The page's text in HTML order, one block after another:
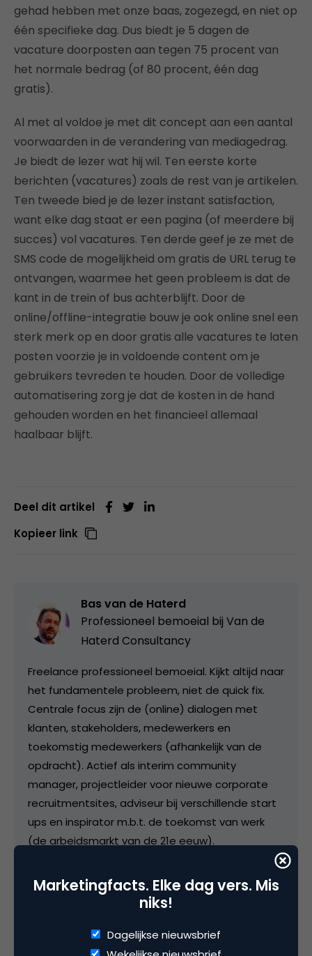
gehad hebben met onze baas, zogezegd, en niet op
één specifieke dag. Dus biedt je 5 dagen de
vacature doorposten aan tegen 75 procent van
het normale bedrag (of 80 procent, één dag
gratis).
Al met al voldoe je met dit concept aan een aantal
voorwaarden in de verandering van mediagedrag.
Je biedt de lezer wat hij wil. Ten eerste korte
berichten (vacatures) zoals de rest van je artikelen.
Ten tweede bied je de lezer instant satisfaction,
want elke dag staat er een pagina (of meerdere bij
succes) vol vacatures. Ten derde geef je ze met de
SMS code de mogelijkheid om gratis de URL terug te
ontvangen, waarmee het geen probleem is dat de
kant in de trein of bus achterblijft. Door de
online/offline-integratie bouw je ook online snel een
sterk merk op en door gratis alle vacatures te laten
posten voorzie je in voldoende content om je
gebruikers tevreden te houden. Door de volledige
automatisering zorg je dat de kosten in de hand
gehouden worden en het financieel allemaal
haalbaar blijft.
Deel dit artikel
Kopieer link
Bas van de Haterd
Professioneel bemoeial bij Van de
Haterd Consultancy
Freelance professioneel bemoeial. Kijkt altijd naar
het fundamentele probleem, niet de quick fix.
Centrale focus zijn de (online) dialogen met
klanten, stakeholders, medewerkers en
toekomstig medewerkers (afhankelijk van de
opdracht). Actief als interim community
manager, projectleider voor nieuwe corporate
recruitmentsites, adviseur bij verschillende start
ups en inspirator m.b.t. de toekomst van werk
(de arbeidsmarkt van de 21e eeuw).
Commerce Data Analytics
Marketingfacts. Elke dag vers. Mis
niks!
Dagelijkse nieuwsbrief